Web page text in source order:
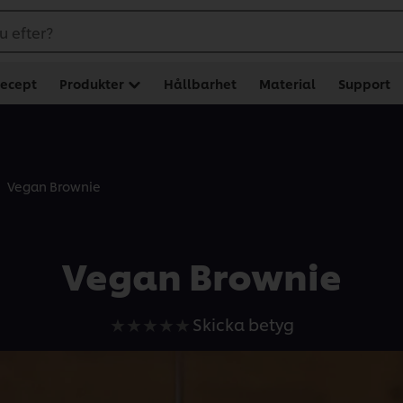
efter?
Produkter Hållbarhet Material Support
Vegan Brownie
Vegan Brownie
Inga
Skicka betyg